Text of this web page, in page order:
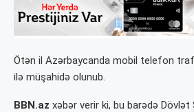
Ötən il Azərbaycanda mobil telefon
ilə müşahidə olunub.
BBN.az xəbər verir ki, bu barədə